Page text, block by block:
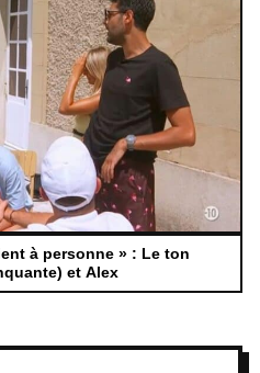
à personne » : Le ton
et Alex